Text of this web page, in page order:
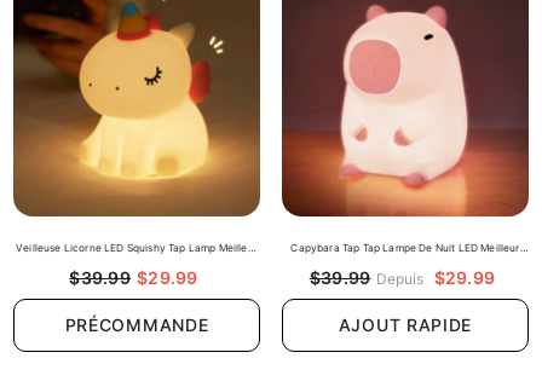
Veilleuse Licorne LED Squishy Tap Lamp Meilleur
$39.99 $29.99
PRÉCOMMANDE
Capybara Tap Tap Lampe De Nuit LED Meilleur
$39.99 Depuis $29.99
AJOUT RAPIDE